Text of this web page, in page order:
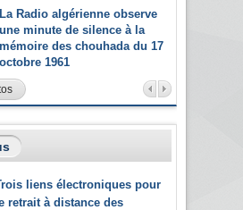
La Radio algérienne observe
une minute de silence à la
mémoire des chouhada du 17
octobre 1961
liens électroniques pour
retrait à distance des